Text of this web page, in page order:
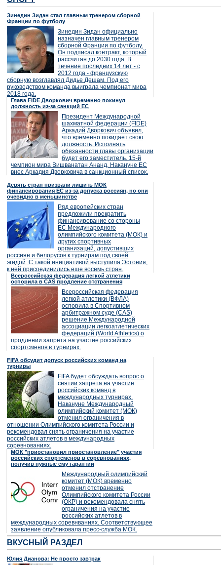
Зинедин Зидан стал главным тренером сборной
Франции по футболу
Зинедин Зидан официально
назначен главным тренером
сборной Франции по футболу.
Он подписал контракт, который
рассчитан до 2030 года. В
течение последних 14 лет - с
2012 года - французскую
сборную возглавлял Дидье Дешам. Под его
руководством команда выиграла чемпионат мира
2018 года.
Глава FIDE Дворкович временно покинул
должность из-за санкций ЕС
Президент Международной
шахматной федерации (FIDE)
Аркадий Дворкович объявил,
что временно покидает свою
должность. Исполнять
обязанности главы организации
будет его заместитель, 15-й
чемпион мира Вишванатан Ананд. Накануне ЕС
внес Аркадия Дворковича в санкционный список.
Девять стран призвали лишить МОК
финансирования ЕС из-за допуска россиян, но они
очевидно в меньшинстве
Ряд европейских стран
предложили прекратить
финансирование со стороны
ЕС Международного
олимпийского комитета (МОК) и
других спортивных
организаций, допустивших
россиян и белорусов к турнирам под своей
эгидой. С такой инициативой выступила Эстония,
к ней присоединились еще восемь стран.
Всероссийская федерация легкой атлетики
оспорила в CAS продление отстранения
Всероссийская федерация
легкой атлетики (ВФЛА)
оспорила в Спортивном
арбитражном суде (CAS)
решение Международной
ассоциации легкоатлетических
федераций (World Athletics) о
продлении запрета на участие российских
спортсменов в турнирах.
FIFA обсудит допуск российских команд на
турниры
FIFA будет обсуждать вопрос о
снятии запрета на участие
российских команд в
международных турнирах.
Накануне Международный
олимпийский комитет (МОК)
отменил ограничения в
отношении Олимпийского комитета России и
рекомендовал снять ограничения на участие
российских атлетов в международных
соревнованиях.
МОК "приостановил приостановление" участия
российских спортсменов в соревнованиях,
получив нужные ему гарантии
Международный олимпийский
комитет (МОК) временно
отменил отстранение
Олимпийского комитета России
(ОКР) и рекомендовала снять
ограничения на участие
российских атлетов в
международных соревнваниях. Соответствующее
заявление опубликовала пресс-служба МОК.
ВКУСНЫЙ РАЗДЕЛ
Юлия Дианова: Не просто завтрак